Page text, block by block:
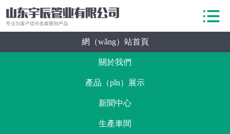
網（wǎng）站首頁
關於我們
產品（pǐn）展示
新聞中心
生產車間